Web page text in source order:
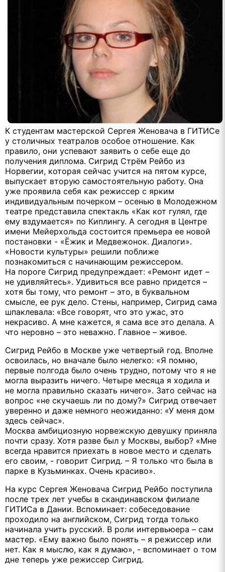
К студентам мастерской Сергея Женовача в ГИТИСе
у столичных театралов особое отношение. Как
правило, они успевают заявить о себе еще до
получения диплома. Сигрид Стрём Рейбо из
Норвегии, которая сейчас учится на пятом курсе,
выпускает вторую самостоятельную работу. Она
уже проявила себя как режиссер с ярким
индивидуальным почерком – осенью в Молодежном
театре представила спектакль «Как кот гулял, где
ему вздумается» по Киплингу. А сегодня в Центре
имени Мейерхольда состоится премьера ее новой
постановки - «Ёжик и Медвежонок. Диалоги».
«Новости культуры» решили поближе
познакомиться с начинающим режиссером.
На пороге Сигрид предупреждает: «Ремонт идет –
не удивляйтесь». Удивиться все равно придется –
хотя бы тому, что ремонт – это, в буквальном
смысле, ее рук дело. Стены, например, Сигрид сама
шпаклевала: «Все говорят, что это ужас, это
некрасиво. А мне кажется, я сама все это делала. А
что неровно – это неважно. Главное – живое.
Сигрид Рейбо в Москве уже четвертый год. Вполне
освоилась, но вначале было нелегко: «Я помню,
первые полгода было очень трудно, потому что я не
могла выразить ничего. Четыре месяца я ходила и
не могла правильно сказать ничего». Зато сейчас на
вопрос «не скучаешь ли по дому?» Сигрид отвечает
уверенно и даже немного неожиданно: «У меня дом
здесь сейчас».
Москва амбициозную норвежскую девушку приняла
почти сразу. Хотя разве был у Москвы, выбор? «Мне
всегда нравится приехать в новое место и сделать
его своим, - говорит Сигрид. – Я только что была в
парке в Кузьминках. Очень красиво».
На курс Сергея Женовача Сигрид Рейбо поступила
после трех лет учебы в скандинавском филиале
ГИТИСа в Дании. Вспоминает: собеседование
проходило на английском, Сигрид тогда только
начинала учить русский. В роли интервьюера – сам
мастер. «Ему важно было понять – я режиссер или
нет. Как я мыслю, как я думаю», - вспоминает о том
дне теперь уже режиссер Сигрид.